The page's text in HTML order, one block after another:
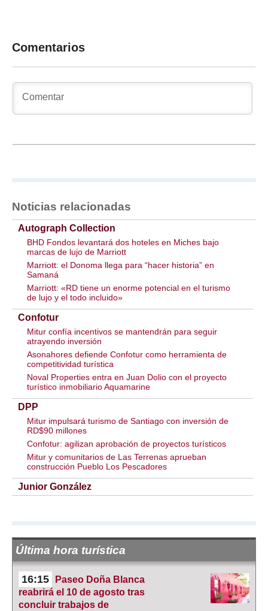
Comentarios
Noticias relacionadas
Autograph Collection
BHD Fondos levantará dos hoteles en Miches bajo
marcas de lujo de Marriott
Marriott: el Donoma llega para “hacer historia” en
Samaná
Marriott: «RD tiene un enorme potencial en el turismo
de lujo y el todo incluido»
Confotur
Mitur confía incentivos se mantendrán para seguir
atrayendo inversión
Asonahores defiende Confotur como herramienta de
competitividad turística
Noval Properties entra en Juan Dolio con el proyecto
turístico inmobiliario Aquamarine
DPP
Mitur impulsará turismo de Santiago con inversión de
RD$90 millones
Confotur: agilizan aprobación de proyectos turísticos
Mitur y comunitarios de Las Terrenas aprueban
construcción Pueblo Los Pescadores
Junior González
Última hora turística
16:15
Paseo Doña Blanca
reabrirá el 10 de agosto tras
concluir trabajos de